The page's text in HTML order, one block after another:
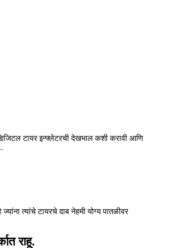
टायर इन्फ्लेटरची देखभाल कशी करावी आणि
त्यांचे टायरचे दाब नेहमी योग्य पातळीवर
राहू.